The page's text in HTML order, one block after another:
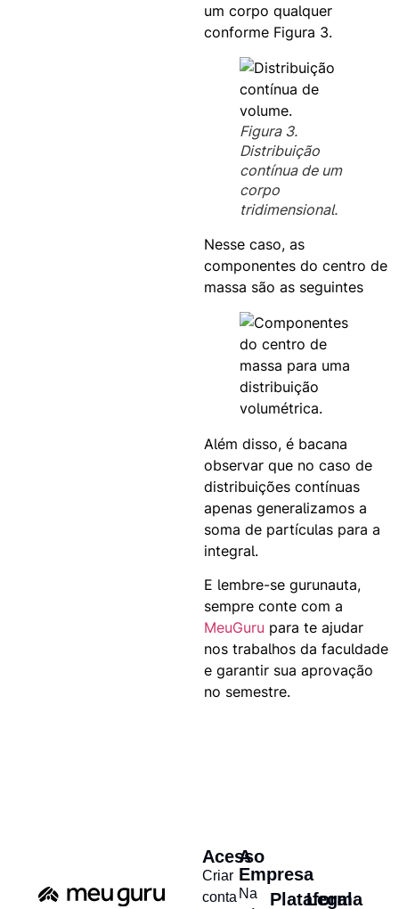
um corpo qualquer
conforme Figura 3.
Figura 3.
Distribuição
contínua de um
corpo
tridimensional.
Nesse caso, as
componentes do centro de
massa são as seguintes
Além disso, é bacana
observar que no caso de
distribuições contínuas
apenas generalizamos a
soma de partículas para a
integral.
E lembre-se gurunauta,
sempre conte com a
MeuGuru para te ajudar
nos trabalhos da faculdade
e garantir sua aprovação
no semestre.
Acesso
Criar
conta
A
Empresa
Na
Plataforma
Legal